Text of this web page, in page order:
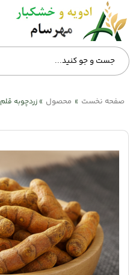
همه
دسته‌بندی‌ها
صفحه
اصلی
تماس
حساب
کاربری
صفحه نخست » محصول » زردچوبه قلم